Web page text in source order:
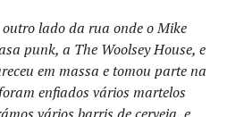
outro lado da rua onde o Mike
punk, a The Woolsey House, e
em massa e tomou parte na
enfiados vários martelos